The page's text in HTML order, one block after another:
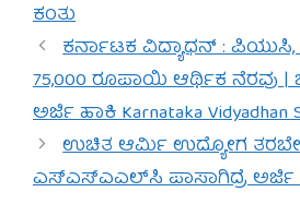
ಕಂತು
ಕರ್ನಾಟಕ ವಿದ್ಯಾಧನ್ :
75,000 ರೂಪಾಯಿ ಆರ್ಥಿಕ ನೆರವು
ಅರ್ಜಿ ಹಾಕಿ Karnataka Vidyadhan
ಉಚಿತ ಆರ್ಮಿ ಉದ್ಯೋಗ
ಎಸ್‌ಎಸ್‌ಎಎಲ್‌ಸಿ ಪಾಸಾಗಿದ್ರೆ ಅರ್ಜಿ